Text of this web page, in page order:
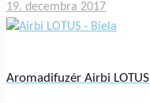
19. decembra 2017
Aromadifuzér Airbi LOTUS